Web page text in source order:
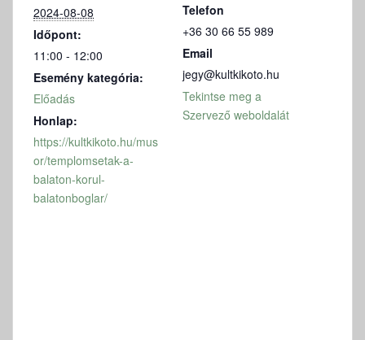
2024-08-08
Időpont:
11:00 - 12:00
Esemény kategória:
Előadás
Honlap:
https://kultkikoto.hu/mus
or/templomsetak-a-
balaton-korul-
balatonboglar/
Telefon
+36 30 66 55 989
Email
jegy@kultkikoto.hu
Tekintse meg a
Szervező weboldalát